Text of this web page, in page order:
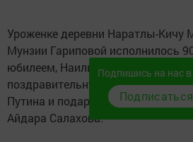
Уроженке деревни Наратлы-Кичу
Мунзии Гариповой исполнилось
юбилеем, Наиль Хисамбеев
поздравительную открытку
Путина и подарок от главы
Айдара Салахова.
Подпишись на нас в
Подписаться